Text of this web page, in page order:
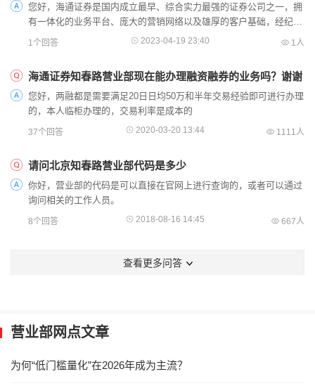
您好，海通证券是国内成立最早、综合实力最强的证券公司之一，拥
有一体化的业务平台、庞大的营销网络以及雄厚的客户基础，经纪、
投行和资产管理等传统业务位居行业前茅，融资融券、股指期货和
1个回答 2023-04-19 23:40 1人
海通证券知春路营业部现在能办理融资融券的业务吗？谢谢
您好，两融都是需要满足20日日均50万和半年交易经验即可进行办理
的，本人临柜办理的，交易利率是成本的
37个回答 2020-03-20 13:44 1111人
请问北京知春路营业部代码是多少
你好，营业部的代码是可以直接在官网上进行查询的，或者可以通过
询问相关的工作人员。
8个回答 2018-08-16 14:45 667人
查看更多问答
营业部网点文章
为何“低门槛量化”在2026年成为主流？